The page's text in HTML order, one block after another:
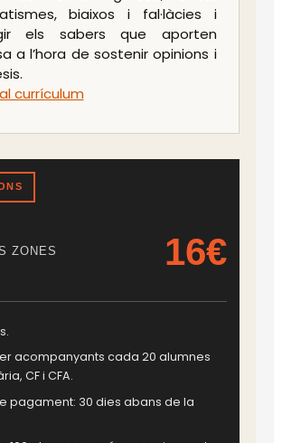
biaixos i fal·làcies i
els sabers que aporten
a l’hora de sostenir opinions i
currículum
ZONES 16€
acompanyants cada 20 alumnes
CF i CFA.
pagament: 30 dies abans de la